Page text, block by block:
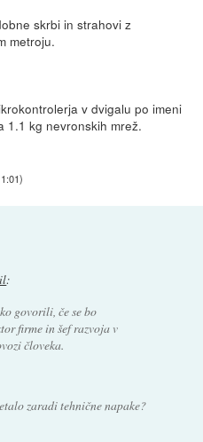
skrbi in strahovi z
metroju.
v dvigalu po imeni
1.1 kg nevronskih mrež.
)
:
govorili, če se bo
firme in šef razvoja v
človeka.
zaradi tehnične napake?